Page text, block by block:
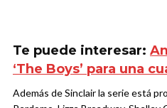
Te puede interesar:
‘The Boys’ para una
Además de Sinclair la serie está